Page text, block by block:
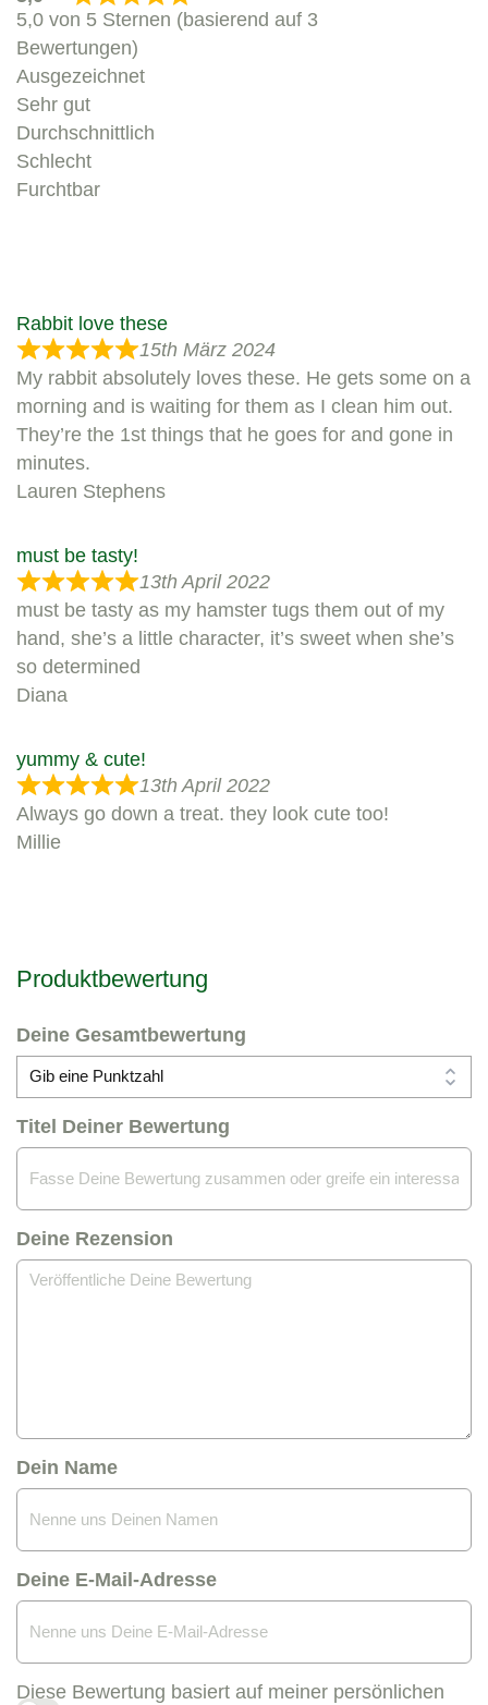
5,0 von 5 Sternen (basierend auf 3
Bewertungen)
Ausgezeichnet
Sehr gut
Durchschnittlich
Schlecht
Furchtbar
Rabbit love these
15th März 2024
My rabbit absolutely loves these. He gets some on a
morning and is waiting for them as I clean him out.
They’re the 1st things that he goes for and gone in
minutes.
Lauren Stephens
must be tasty!
13th April 2022
must be tasty as my hamster tugs them out of my
hand, she’s a little character, it’s sweet when she’s
so determined
Diana
yummy & cute!
13th April 2022
Always go down a treat. they look cute too!
Millie
Produktbewertung
Deine Gesamtbewertung
Titel Deiner Bewertung
Deine Rezension
Dein Name
Deine E-Mail-Adresse
Diese Bewertung basiert auf meiner persönlichen